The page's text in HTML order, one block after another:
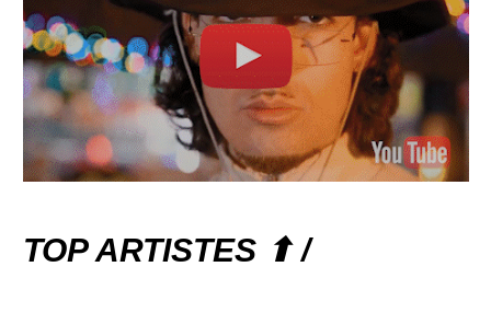
TOP ARTISTES ⬆ /